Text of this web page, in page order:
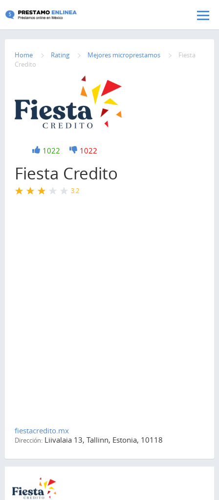
Pasar al contenido principal
Home Rating Mejores microprestamos
Fiesta
Credito
+1 1022 -1 1022
Fiesta Credito
3.2
fiestacredito.mx
Dirección: Liivalaia 13, Tallinn, Estonia, 10118